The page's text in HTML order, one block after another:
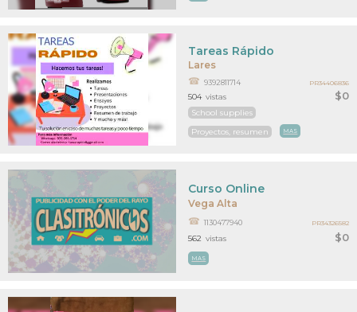
Lares
$0
Tareas Rápido
9392811714
School supplies
Proyectos, resumen
MAS
504 vistas
PR34406836
Vega Alta
$0
Curso Online
1130477940
MAS
562 vistas
PR34326582